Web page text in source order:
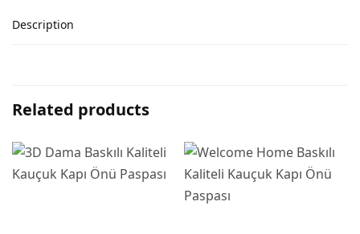
Description
Related products